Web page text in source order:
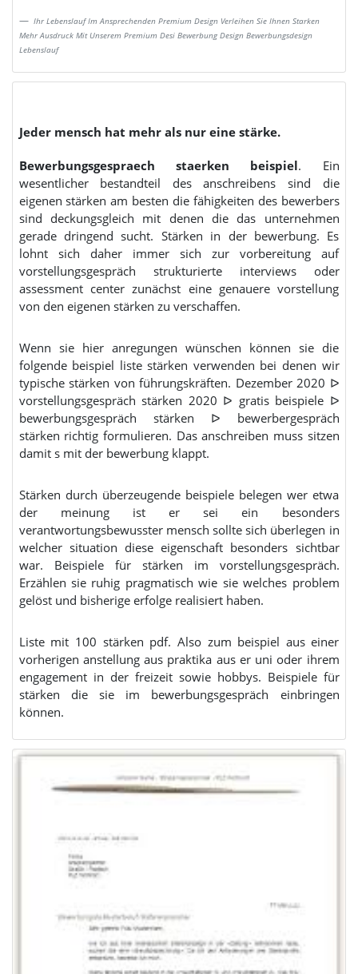
Ihr Lebenslauf Im Ansprechenden Premium Design Verleihen Sie Ihnen Starken
Mehr Ausdruck Mit Unserem Premium Desi Bewerbung Design Bewerbungsdesign
Lebenslauf
Jeder mensch hat mehr als nur eine stärke.
Bewerbungsgespraech staerken beispiel. Ein
wesentlicher bestandteil des anschreibens sind die
eigenen stärken am besten die fähigkeiten des bewerbers
sind deckungsgleich mit denen die das unternehmen
gerade dringend sucht. Stärken in der bewerbung. Es
lohnt sich daher immer sich zur vorbereitung auf
vorstellungsgespräch strukturierte interviews oder
assessment center zunächst eine genauere vorstellung
von den eigenen stärken zu verschaffen.
Wenn sie hier anregungen wünschen können sie die
folgende beispiel liste stärken verwenden bei denen wir
typische stärken von führungskräften. Dezember 2020 ᐅ
vorstellungsgespräch stärken 2020 ᐅ gratis beispiele ᐅ
bewerbungsgespräch stärken ᐅ bewerbergespräch
stärken richtig formulieren. Das anschreiben muss sitzen
damit s mit der bewerbung klappt.
Stärken durch überzeugende beispiele belegen wer etwa
der meinung ist er sei ein besonders
verantwortungsbewusster mensch sollte sich überlegen in
welcher situation diese eigenschaft besonders sichtbar
war. Beispiele für stärken im vorstellungsgespräch.
Erzählen sie ruhig pragmatisch wie sie welches problem
gelöst und bisherige erfolge realisiert haben.
Liste mit 100 stärken pdf. Also zum beispiel aus einer
vorherigen anstellung aus praktika aus er uni oder ihrem
engagement in der freizeit sowie hobbys. Beispiele für
stärken die sie im bewerbungsgespräch einbringen
können.